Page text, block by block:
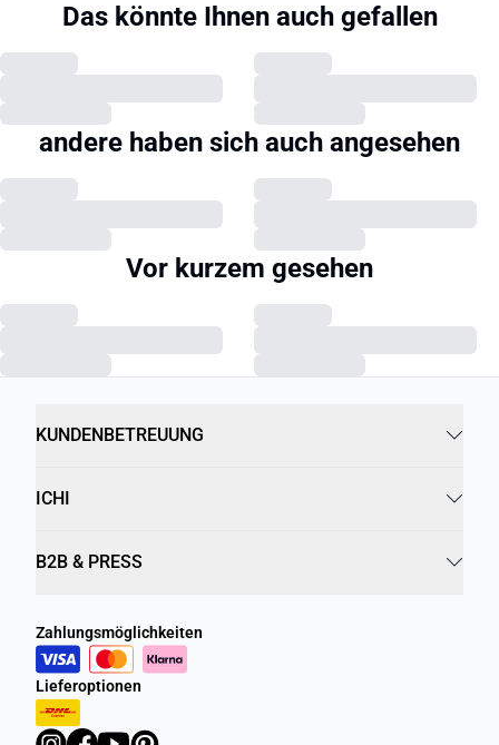
Das könnte Ihnen auch gefallen
andere haben sich auch angesehen
Vor kurzem gesehen
KUNDENBETREUUNG
ICHI
B2B & PRESS
Zahlungsmöglichkeiten
Lieferoptionen